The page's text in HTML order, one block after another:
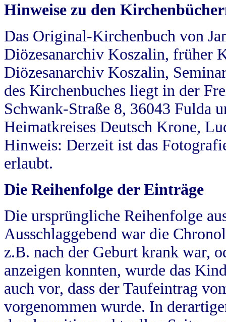
Hinweise zu den
Das Original-Kirchenbuch von
Diözesanarchiv Koszalin, früher
Diözesanarchiv Koszalin,
des Kirchenbuches liegt in der
Schwank-Straße 8, 36043 Fulda
Heimatkreises Deutsch Krone,
Hinweis: Derzeit ist das
erlaubt.
Die Reihenfolge der Einträge
Die ursprüngliche Reihenfolge
Ausschlaggebend war die
z.B. nach der Geburt krank war,
anzeigen konnten, wurde das
auch vor, dass der Taufeintrag
vorgenommen wurde. In